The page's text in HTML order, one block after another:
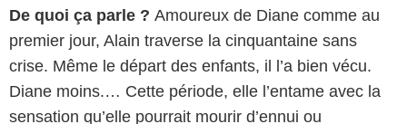
De quoi ça parle ? Amoureux de Diane comme au
premier jour, Alain traverse la cinquantaine sans
crise. Même le départ des enfants, il l’a bien vécu.
Diane moins.… Cette période, elle l’entame avec la
sensation qu’elle pourrait mourir d’ennui ou